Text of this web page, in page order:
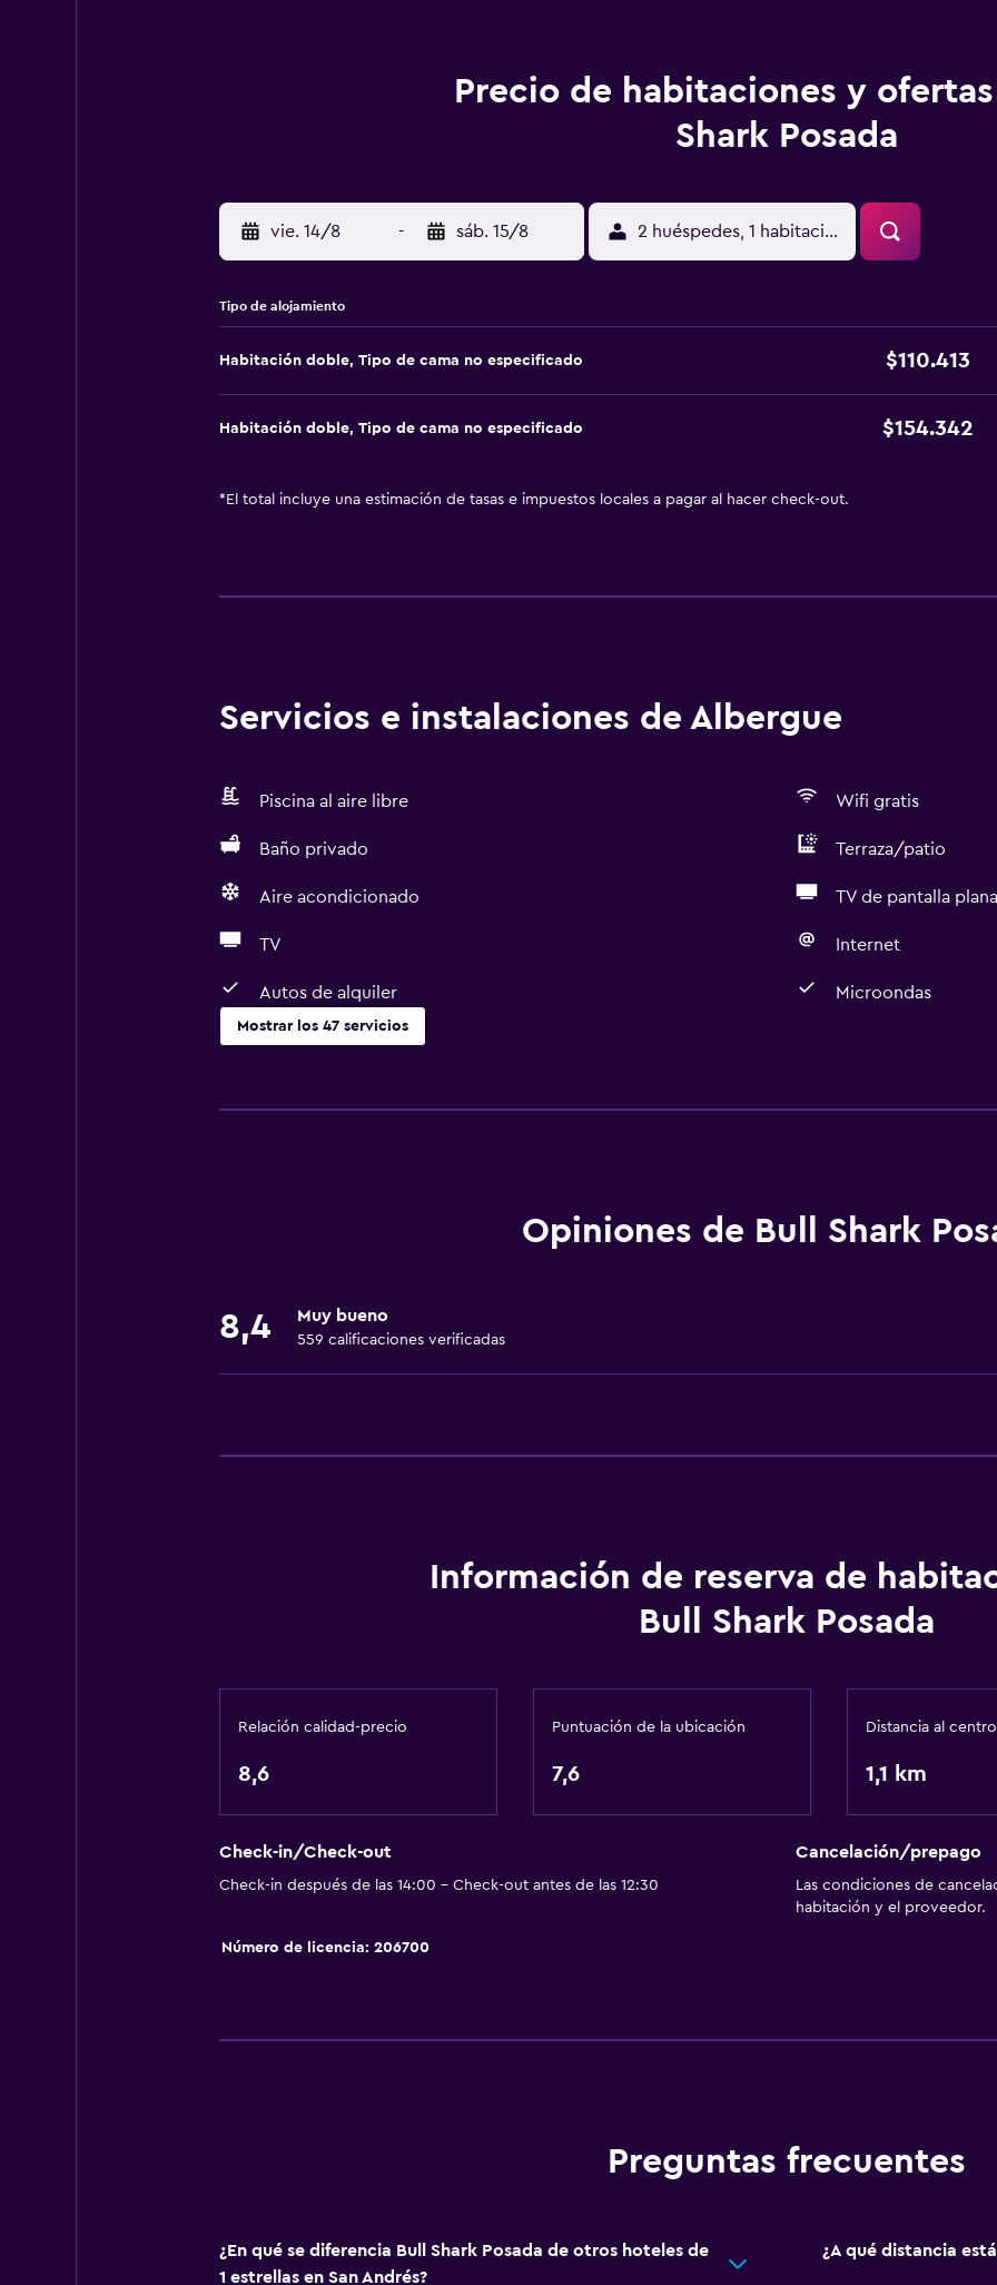
Precio de habitaciones y ofertas
Shark Posada
vie. 14/8 - sáb. 15/8 2 huéspedes, 1 habitación
Tipo de alojamiento
Habitación doble, Tipo de cama no especificado $110.413
Habitación doble, Tipo de cama no especificado $154.342
* El total incluye una estimación de tasas e impuestos locales a pagar al hacer check-out.
Servicios e instalaciones de Albergue
Piscina al aire libre Wifi gratis
Baño privado Terraza/patio
Aire acondicionado TV de pantalla plana
TV Internet
Autos de alquiler Microondas
Mostrar los 47 servicios
Wifi gratis
Extinguidor
Unidad ubicada en la
Plantas superiores
Papel higiénico
Baño privado
Comedor
Cocina compartida
Microondas
Salud y seguridad
Limpieza diaria
Botiquín de primeros
Cámaras CCTV en zonas
TV
Piscina al aire libre
Opiniones de Bull Shark
8,4 Muy bueno
559 calificaciones verificadas
Información de reserva de
Bull Shark Posada
Relación calidad-precio
8,6
Puntuación de la ubicación
7,6
Distancia al centro
1,1 km
Check-in/Check-out
Check-in después de las 14:00 - Check-out antes de las 12:30
Cancelación/prepago
Las condiciones de
habitación y el proveedor.
Número de licencia: 206700
Preguntas frecuentes
¿En qué se diferencia Bull Shark Posada de otros hoteles de
1 estrellas en San Andrés?
¿A qué distancia